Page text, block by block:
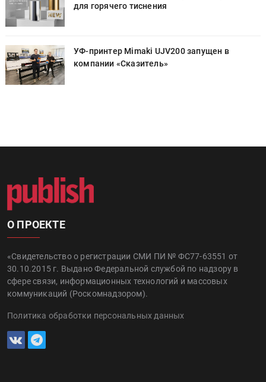
для горячего тиснения
УФ-принтер Mimaki UJV200 запущен в
компании «Сказитель»
О ПРОЕКТЕ
«Свидетельство о регистрации СМИ ПИ № ФС77-63551 от
30.10.2015 г. Выдано Федеральной службой по надзору в
сфере связи, информационных технологий и массовых
коммуникаций (Роскомнадзором).
Политика обработки персональных данных